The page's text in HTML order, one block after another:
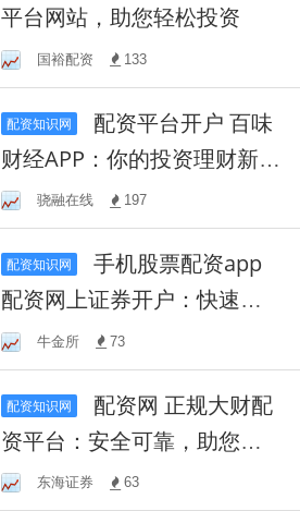
平台网站，助您轻松投资
国裕配资 133
配资知识网
财经APP：你的投资理财新选
择！骁融在线 197
配资知识网
手机股票配资app
配资网上证券开户：快速通
道，轻松投资！
牛金所 73
配资知识网
资平台：安全可靠，助您财
富增值！
东海证券 63